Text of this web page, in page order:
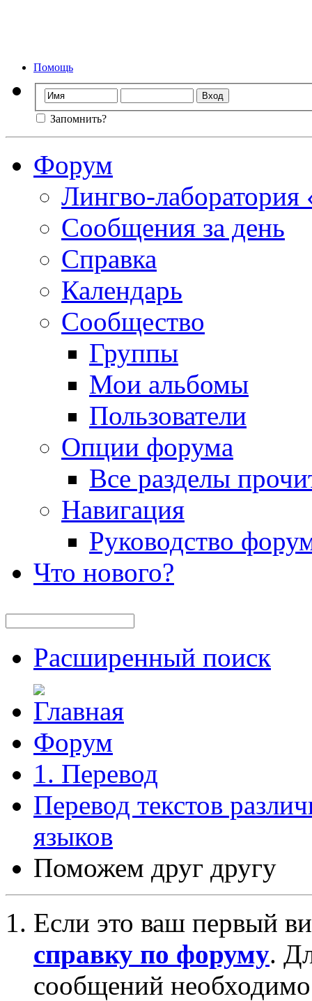
Помощь
Запомнить?
Форум
Лингво-
Сообщения за день
Справка
Календарь
Сообщество
Группы
Мои альбомы
Пользователи
Опции форума
Все разделы
Навигация
Руководство
Что нового?
Расширенный поиск
Форум
1. Перевод
Перевод текстов
языков
Поможем друг другу
Если это ваш первый
справку по форуму.
сообщений